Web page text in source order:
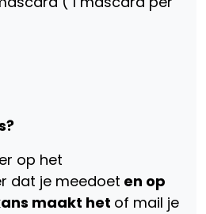
op het
dat je meedoet en op
maakt het of mail je